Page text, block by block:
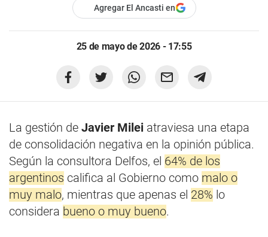
Agregar El Ancasti en
25 de mayo de 2026 - 17:55
La gestión de Javier Milei atraviesa una etapa
de consolidación negativa en la opinión pública.
Según la consultora Delfos, el 64% de los
argentinos califica al Gobierno como malo o
muy malo, mientras que apenas el 28% lo
considera bueno o muy bueno.